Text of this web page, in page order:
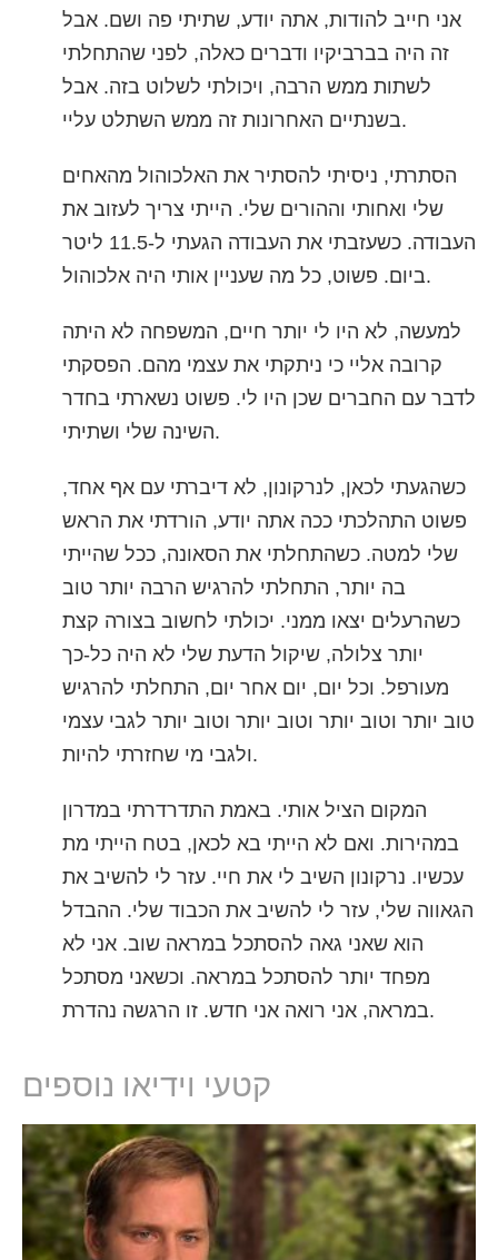
אני חייב להודות, אתה יודע, שתיתי פה ושם. אבל
זה היה בברביקיו ודברים כאלה, לפני שהתחלתי
לשתות ממש הרבה, ויכולתי לשלוט בזה. אבל
בשנתיים האחרונות זה ממש השתלט עליי.
הסתרתי, ניסיתי להסתיר את האלכוהול מהאחים
שלי ואחותי וההורים שלי. הייתי צריך לעזוב את
העבודה. כשעזבתי את העבודה הגעתי ל-11.5 ליטר
ביום. פשוט, כל מה שעניין אותי היה אלכוהול.
למעשה, לא היו לי יותר חיים, המשפחה לא היתה
קרובה אליי כי ניתקתי את עצמי מהם. הפסקתי
לדבר עם החברים שכן היו לי. פשוט נשארתי בחדר
השינה שלי ושתיתי.
כשהגעתי לכאן, לנרקונון, לא דיברתי עם אף אחד,
פשוט התהלכתי ככה אתה יודע, הורדתי את הראש
שלי למטה. כשהתחלתי את הסאונה, ככל שהייתי
בה יותר, התחלתי להרגיש הרבה יותר טוב
כשהרעלים יצאו ממני. יכולתי לחשוב בצורה קצת
יותר צלולה, שיקול הדעת שלי לא היה כל-כך
מעורפל. וכל יום, יום אחר יום, התחלתי להרגיש
טוב יותר וטוב יותר וטוב יותר וטוב יותר לגבי עצמי
ולגבי מי שחזרתי להיות.
המקום הציל אותי. באמת התדרדרתי במדרון
במהירות. ואם לא הייתי בא לכאן, בטח הייתי מת
עכשיו. נרקונון השיב לי את חיי. עזר לי להשיב את
הגאווה שלי, עזר לי להשיב את הכבוד שלי. ההבדל
הוא שאני גאה להסתכל במראה שוב. אני לא
מפחד יותר להסתכל במראה. וכשאני מסתכל
במראה, אני רואה אני חדש. זו הרגשה נהדרת.
קטעי וידיאו נוספים